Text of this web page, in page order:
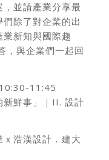
並請產業分享最
除了對企業的出
新知與國際趨
，與企業們一起回
11:45
新鮮事」｜II. 設計
浩漢設計．建大